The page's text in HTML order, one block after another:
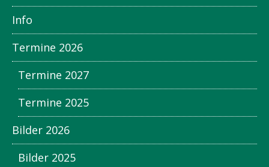
Info
Termine 2026
Termine 2027
Termine 2025
Bilder 2026
Bilder 2025